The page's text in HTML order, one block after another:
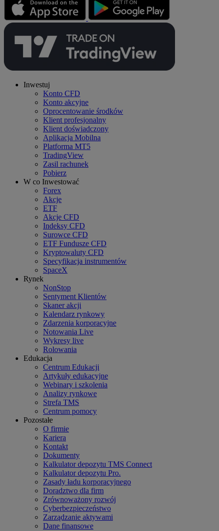
Inwestuj
Konto CFD
Konto akcyjne
Oprocentowanie środków
Klient profesjonalny
Klient doświadczony
Aplikacja Mobilna
Platforma MT5
TradingView
Zasil rachunek
Pobierz
W co Inwestować
Forex
Akcje
ETF
Akcje CFD
Indeksy CFD
Surowce CFD
ETF Fundusze CFD
Kryptowaluty CFD
Specyfikacja instrumentów
SpaceX
Rynek
NonStop
Sentyment Klientów
Skaner akcji
Kalendarz rynkowy
Zdarzenia korporacyjne
Notowania Live
Wykresy live
Rolowania
Edukacja
Centrum Edukacji
Artykuły edukacyjne
Webinary i szkolenia
Analizy rynkowe
Strefa TMS
Centrum pomocy
Pozostałe
O firmie
Kariera
Kontakt
Dokumenty
Kalkulator depozytu TMS Connect
Kalkulator depozytu Pro.
Zasady ładu korporacyjnego
Doradztwo dla firm
Zrównoważony rozwój
Cyberbezpieczeństwo
Zarządzanie aktywami
Dane finansowe